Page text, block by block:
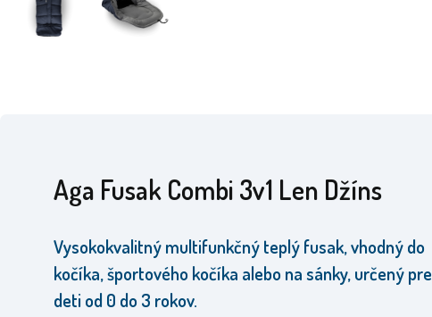
Aga Fusak Combi 3v1 Len Džíns
Vysokokvalitný multifunkčný teplý fusak, vhodný do
kočíka, športového kočíka alebo na sánky, určený pre
deti od 0 do 3 rokov.